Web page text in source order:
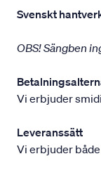
Svenskt
OBS! Sängben
Vi erbjuder
Leveranssätt
Vi erbjuder